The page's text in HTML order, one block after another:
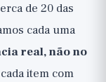
de 20 das
cada uma
real, não no
item com